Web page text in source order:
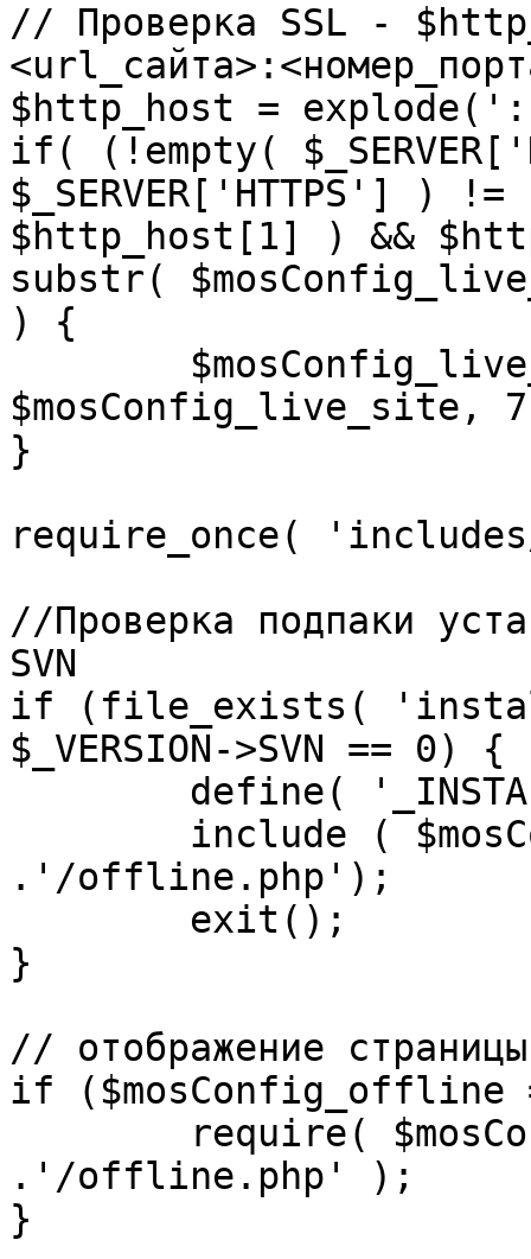
// Проверка SSL -
$http_host = explode(':',
if( (!empty(
$_SERVER['HTTPS']
$http_host[1] ) &&
substr(
) {
$mosConfig_live_site,
}
require_once(
//Проверка подпаки
SVN
if (file_exists(
$_VERSION->SVN == 0) {
.'/offline.php');
}
// отображение
if ($mosConfig_offline
.'/offline.php' );
}